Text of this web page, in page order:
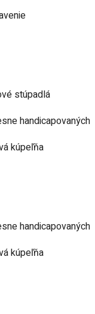
stúpadlá
handicapovaných
kúpeľňa
handicapovaných
kúpeľňa